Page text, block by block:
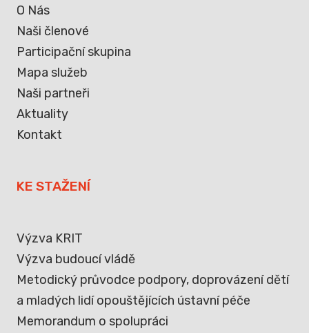
O Nás
Naši členové
Participační skupina
Mapa služeb
Naši partneři
Aktuality
Kontakt
KE STAŽENÍ
Výzva KRIT
Výzva budoucí vládě
Metodický průvodce podpory, doprovázení dětí
a mladých lidí opouštějících ústavní péče
Memorandum o spolupráci